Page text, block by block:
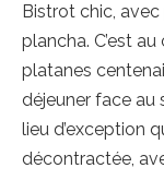
Bistrot chic,
plancha. C’est
platanes
déjeuner face au
lieu d’exception
décontractée,